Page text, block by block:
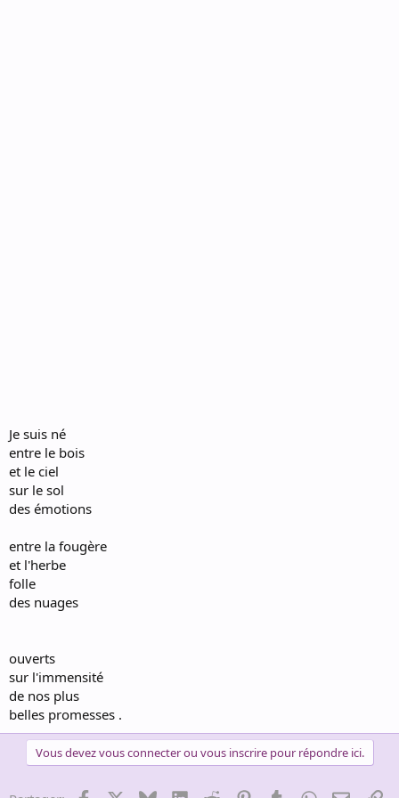
Je suis né
entre le bois
et le ciel
sur le sol
des émotions
entre la fougère
et l'herbe
folle
des nuages
ouverts
sur l'immensité
de nos plus
belles promesses .
Vous devez vous connecter ou vous inscrire pour répondre ici.